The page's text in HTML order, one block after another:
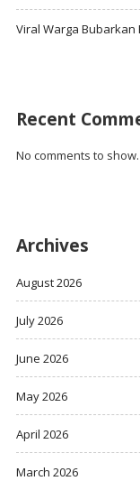
Viral Warga Bubarkan
Recent
No comments to show.
Archives
August 2026
July 2026
June 2026
May 2026
April 2026
March 2026